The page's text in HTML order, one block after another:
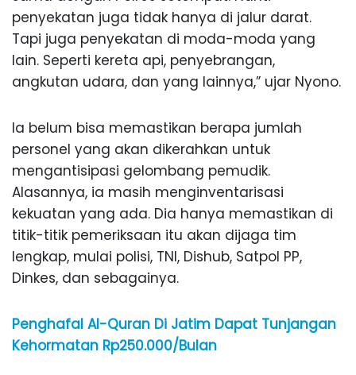
penyekatan juga tidak hanya di jalur darat.
Tapi juga penyekatan di moda-moda yang
lain. Seperti kereta api, penyebrangan,
angkutan udara, dan yang lainnya,” ujar Nyono.
Ia belum bisa memastikan berapa jumlah
personel yang akan dikerahkan untuk
mengantisipasi gelombang pemudik.
Alasannya, ia masih menginventarisasi
kekuatan yang ada. Dia hanya memastikan di
titik-titik pemeriksaan itu akan dijaga tim
lengkap, mulai polisi, TNI, Dishub, Satpol PP,
Dinkes, dan sebagainya.
Penghafal Al-Quran Di Jatim Dapat Tunjangan
Kehormatan Rp250.000/Bulan